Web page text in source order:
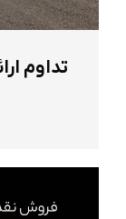
تداوم